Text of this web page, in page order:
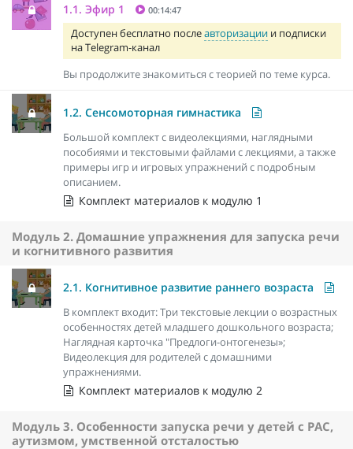
1.1. Эфир 1 00:14:47
Доступен бесплатно послеавторизации и подписки
на Telegram-канал
Вы продолжите знакомиться с теорией по теме курса.
1.2. Сенсомоторная гимнастика
Большой комплект с видеолекциями, наглядными
пособиями и текстовыми файлами с лекциями, а также
примеры игр и игровых упражнений с подробным
описанием.
Комплект материалов к модулю 1
Модуль 2. Домашние упражнения для запуска речи
и когнитивного развития
2.1. Когнитивное развитие раннего возраста
В комплект входит: Три текстовые лекции о возрастных
особенностях детей младшего дошкольного возраста;
Наглядная карточка "Предлоги-онтогенезы»;
Видеолекция для родителей с домашними
упражнениями.
Комплект материалов к модулю 2
Модуль 3. Особенности запуска речи у детей с РАС,
аутизмом, умственной отсталостью